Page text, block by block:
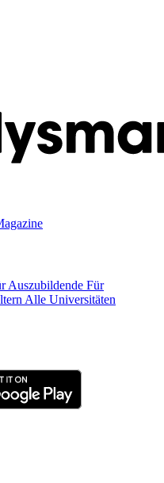
Auszubildende Für
Alle Universitäten